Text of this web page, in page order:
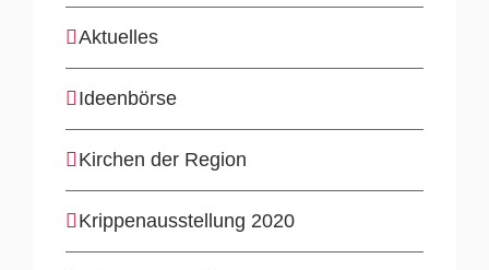
Aktuelles
Ideenbörse
Kirchen der Region
Krippenausstellung 2020